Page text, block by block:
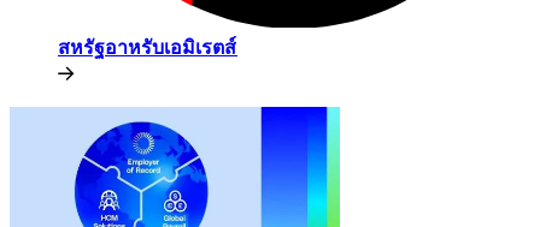
สหรัฐอาหรับเอมิเรตส์​​